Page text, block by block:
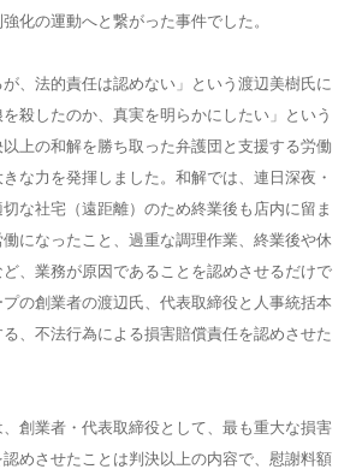
化の運動へと繋がった事件でした。
が、法的責任は認めない」という渡辺美樹氏に
殺したのか、真実を明らかにしたい」という
上の和解を勝ち取った弁護団と支援する労働
な力を発揮しました。和解では、連日深夜・
な社宅（遠距離）のため終業後も店内に留ま
になったこと、過重な調理作業、終業後や休
、業務が原因であることを認めさせるだけで
の創業者の渡辺氏、代表取締役と人事統括本
、不法行為による損害賠償責任を認めさせた
創業者・代表取締役として、最も重大な損害
めさせたことは判決以上の内容で、慰謝料額